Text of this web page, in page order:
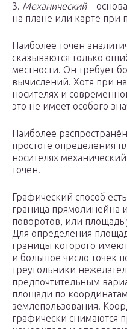
3. Механический–
на плане или карте при
Наиболее точен
сказываются только
местности. Он требует
вычислений. Хотя при
носителях и
это не имеет особого
Наиболее
простоте определения
носителях
точен.
Графический способ
граница прямолинейна
поворотов, или площадь
Для определения
границы которого
и большое число точек
треугольники
предпочтительным
площади по
землепользования.
графически снимаются